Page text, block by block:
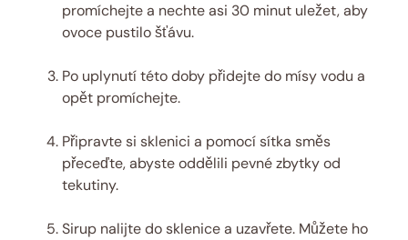
promíchejte a nechte asi 30 minut uležet, aby
ovoce pustilo šťávu.
Po uplynutí této doby přidejte do mísy vodu a
opět promíchejte.
Připravte si sklenici a pomocí sítka směs
přeceďte, abyste oddělili pevné zbytky od
tekutiny.
Sirup nalijte do sklenice a uzavřete. Můžete ho